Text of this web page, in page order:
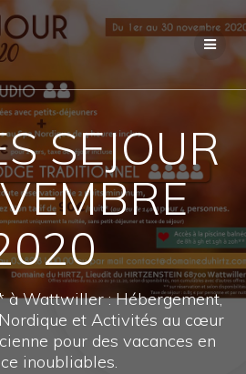
Skip
content
SEJOUR
à Wattwiller : Hébergement,
et Activités au cœur
pour des vacances en
inoubliables.